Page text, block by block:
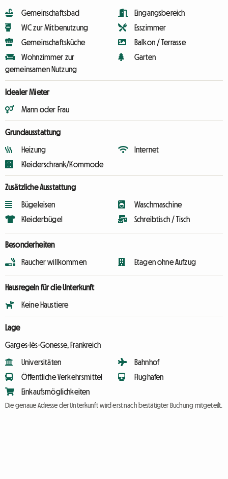
Gemeinschaftsbad
WC zur Mitbenutzung
Gemeinschaftsküche
Wohnzimmer zur
gemeinsamen Nutzung
Eingangsbereich
Esszimmer
Balkon / Terrasse
Garten
Idealer Mieter
Mann oder Frau
Grundausstattung
Heizung
Kleiderschrank/Kommode
Internet
Zusätzliche Ausstattung
Bügeleisen
Kleiderbügel
Waschmaschine
Schreibtisch / Tisch
Besonderheiten
Raucher willkommen Etagen ohne Aufzug
Hausregeln für die Unterkunft
Keine Haustiere
Lage
Garges-lès-Gonesse, Frankreich
Universitäten
Öffentliche Verkehrsmittel
Einkaufsmöglichkeiten
Bahnhof
Flughafen
Die genaue Adresse der Unterkunft wird erst nach bestätigter Buchung mitgeteilt.